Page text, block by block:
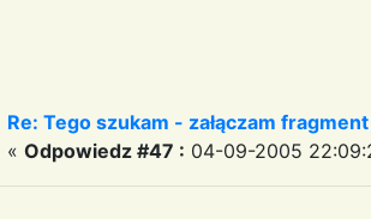
Re: Tego szukam - załączam fragment
« Odpowiedz #47 : 04-09-2005